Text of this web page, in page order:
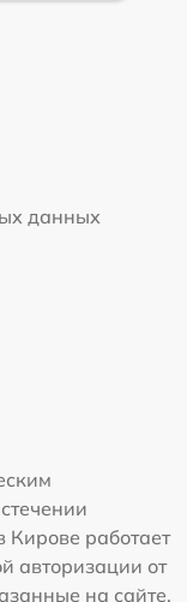
данных
Кирове работает
авторизации от
на сайте,